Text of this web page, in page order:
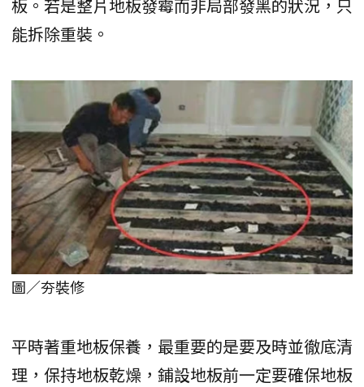
板。若是整片地板發霉而非局部發黑的狀況，只
能拆除重裝。
圖／夯裝修
平時著重地板保養，最重要的是要及時並徹底清
理，保持地板乾燥，鋪設地板前一定要確保地板